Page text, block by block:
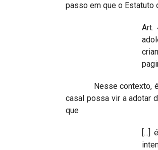
passo em que o Estatuto
Art.
Nesse contexto, é
casal possa vir a adotar
que
[...]